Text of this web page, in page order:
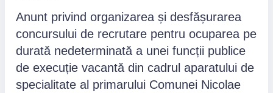
Anunt privind organizarea și desfășurarea
concursului de recrutare pentru ocuparea pe
durată nedeterminată a unei funcții publice
de execuție vacantă din cadrul aparatului de
specialitate al primarului Comunei Nicolae